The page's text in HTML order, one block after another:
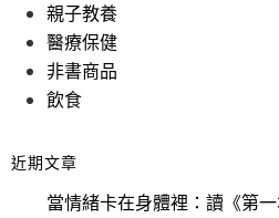
親子教養
醫療保健
非書商品
飲食
近期文章
當情緒卡在身體裡：讀《第